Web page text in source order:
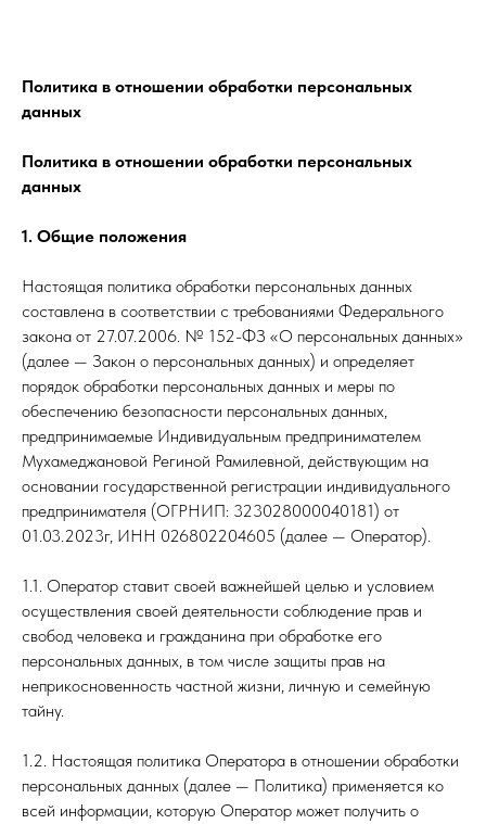
Политика в отношении обработки персональных
данных
Политика в отношении обработки персональных
данных
1. Общие положения
Настоящая политика обработки персональных данных
составлена в соответствии с требованиями Федерального
закона от 27.07.2006. № 152-ФЗ «О персональных данных»
(далее — Закон о персональных данных) и определяет
порядок обработки персональных данных и меры по
обеспечению безопасности персональных данных,
предпринимаемые Индивидуальным предпринимателем
Мухамеджановой Региной Рамилевной, действующим на
основании государственной регистрации индивидуального
предпринимателя (ОГРНИП: 323028000040181) от
01.03.2023г, ИНН 026802204605 (далее — Оператор).
1.1. Оператор ставит своей важнейшей целью и условием
осуществления своей деятельности соблюдение прав и
свобод человека и гражданина при обработке его
персональных данных, в том числе защиты прав на
неприкосновенность частной жизни, личную и семейную
тайну.
1.2. Настоящая политика Оператора в отношении обработки
персональных данных (далее — Политика) применяется ко
всей информации, которую Оператор может получить о